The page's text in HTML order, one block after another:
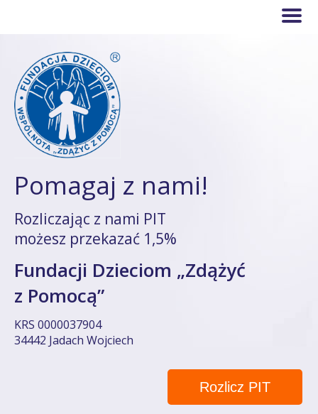
Pomagaj z nami!
Rozliczając z nami PIT
możesz przekazać 1,5%
Fundacji Dzieciom „Zdążyć
z Pomocą”
KRS 0000037904
34442 Jadach Wojciech
Rozlicz PIT